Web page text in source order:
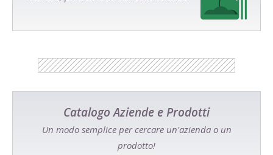
Catalogo Aziende e Prodotti
Un modo semplice per cercare un'azienda o un
prodotto!